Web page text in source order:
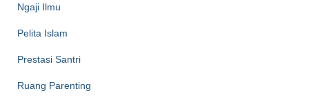
Ngaji Ilmu
Pelita Islam
Prestasi Santri
Ruang Parenting